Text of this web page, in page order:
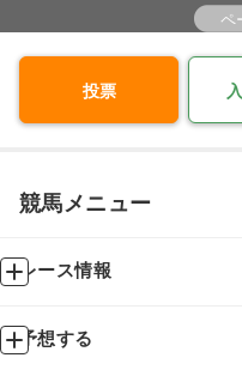
ペ
投票
競馬メニュー
レース情報
予想する